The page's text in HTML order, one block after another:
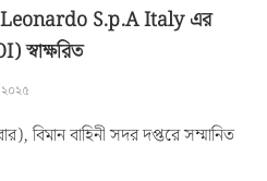
Leonardo S.p.A Italy এর
স্বাক্ষরিত
বিমান বাহিনী সদর দপ্তরে সম্মানিত